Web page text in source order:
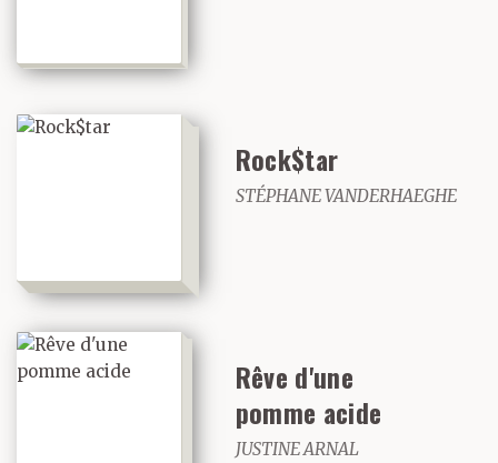
Rock$tar
STÉPHANE VANDERHAEGHE
Rêve d'une
pomme acide
JUSTINE ARNAL